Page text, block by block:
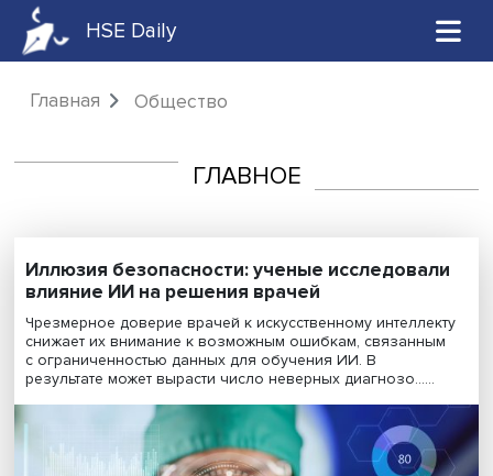
HSE Daily
Главная Общество
Иллюзия безопасности: ученые
влияние ИИ на решения врачей
Чрезмерное доверие врачей к искусственному
снижает их внимание к возможным ошибкам,
с ограниченностью данных для обучения ИИ. В
результате может вырасти число неверных